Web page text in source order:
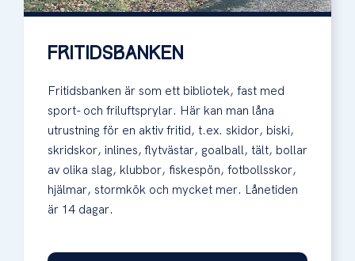
FRITIDSBANKEN
Fritidsbanken är som ett bibliotek, fast med
sport- och friluftsprylar. Här kan man låna
utrustning för en aktiv fritid, t.ex. skidor, biski,
skridskor, inlines, flytvästar, goalball, tält, bollar
av olika slag, klubbor, fiskespön, fotbollsskor,
hjälmar, stormkök och mycket mer. Lånetiden
är 14 dagar.